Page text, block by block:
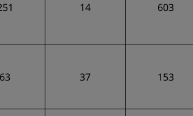
14 603
63 37 153